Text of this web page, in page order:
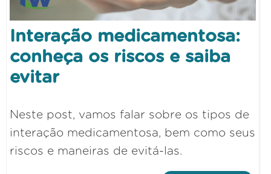
Interação medicamentosa:
conheça os riscos e saiba
evitar
Neste post, vamos falar sobre os tipos de
interação medicamentosa, bem como seus
riscos e maneiras de evitá-las.